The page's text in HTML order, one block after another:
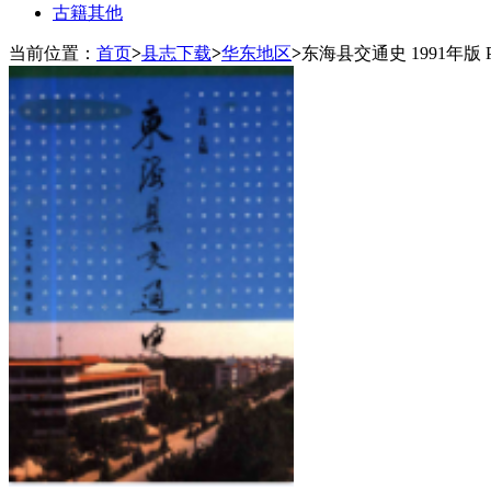
古籍其他
当前位置： 首页>县志下载>华东地区>东海县交通史 1991年版